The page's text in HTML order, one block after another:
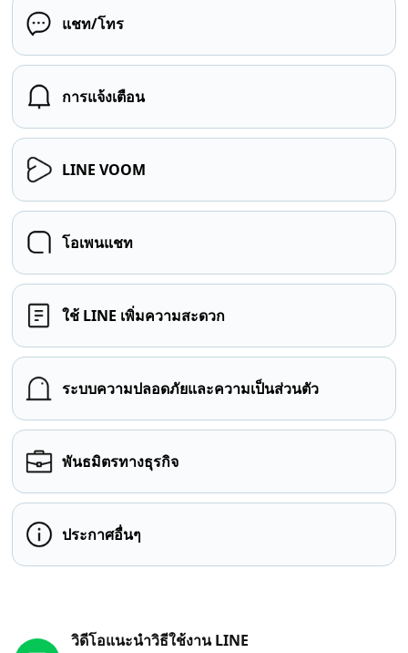
แชท/โทร
การแจ้งเตือน
LINE VOOM
โอเพนแชท
ใช้ LINE เพิ่มความสะดวก
ระบบความปลอดภัยและความเป็นส่วนตัว
พันธมิตรทางธุรกิจ
ประกาศอื่นๆ
วิดีโอแนะนำวิธีใช้งาน LINE